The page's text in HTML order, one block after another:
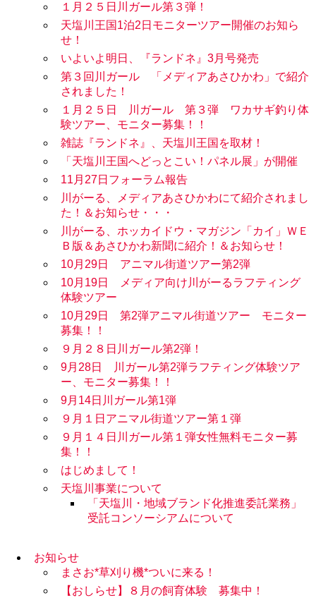
１月２５日川ガール第３弾！
天塩川王国1泊2日モニターツアー開催のお知ら
せ！
いよいよ明日、『ランドネ』3月号発売
第３回川ガール 「メディアあさひかわ」で紹介
されました！
１月２５日 川ガール 第３弾 ワカサギ釣り体
験ツアー、モニター募集！！
雑誌『ランドネ』、天塩川王国を取材！
「天塩川王国へどっとこい！パネル展」が開催
11月27日フォーラム報告
川がーる、メディアあさひかわにて紹介されまし
た！＆お知らせ・・・
川がーる、ホッカイドウ・マガジン「カイ」ＷＥ
Ｂ版＆あさひかわ新聞に紹介！＆お知らせ！
10月29日 アニマル街道ツアー第2弾
10月19日 メディア向け川がーるラフティング
体験ツアー
10月29日 第2弾アニマル街道ツアー モニター
募集！！
９月２８日川ガール第2弾！
9月28日 川ガール第2弾ラフティング体験ツア
ー、モニター募集！！
9月14日川ガール第1弾
９月１日アニマル街道ツアー第１弾
９月１４日川ガール第１弾女性無料モニター募
集！！
はじめまして！
天塩川事業について
「天塩川・地域ブランド化推進委託業務」
受託コンソーシアムについて
お知らせ
まさお*草刈り機*ついに来る！
【おしらせ】８月の飼育体験 募集中！